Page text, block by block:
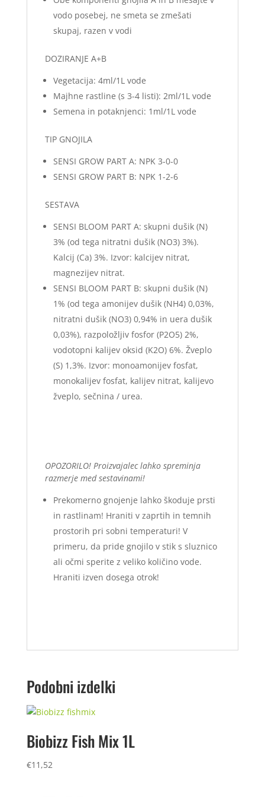
vodo posebej, ne smeta se zmešati
skupaj, razen v vodi
DOZIRANJE A+B
Vegetacija: 4ml/1L vode
Majhne rastline (s 3-4 listi): 2ml/1L vode
Semena in potaknjenci: 1ml/1L vode
TIP GNOJILA
SENSI GROW PART A: NPK 3-0-0
SENSI GROW PART B: NPK 1-2-6
SESTAVA
SENSI BLOOM PART A: skupni dušik (N)
3% (od tega nitratni dušik (NO3) 3%).
Kalcij (Ca) 3%. Izvor: kalcijev nitrat,
magnezijev nitrat.
SENSI BLOOM PART B: skupni dušik (N)
1% (od tega amonijev dušik (NH4) 0,03%,
nitratni dušik (NO3) 0,94% in uera dušik
0,03%), razpoložljiv fosfor (P2O5) 2%,
vodotopni kalijev oksid (K2O) 6%. Žveplo
(S) 1,3%. Izvor: monoamonijev fosfat,
monokalijev fosfat, kalijev nitrat, kalijevo
žveplo, sečnina / urea.
OPOZORILO! Proizvajalec lahko spreminja
razmerje med sestavinami!
Prekomerno gnojenje lahko škoduje prsti
in rastlinam! Hraniti v zaprtih in temnih
prostorih pri sobni temperaturi! V
primeru, da pride gnojilo v stik s sluznico
ali očmi sperite z veliko količino vode.
Hraniti izven dosega otrok!
Podobni izdelki
Biobizz Fish Mix 1L
€11,52